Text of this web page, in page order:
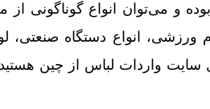
و می‌توان انواع گوناگونی از
ورزشی، انواع دستگاه صنعتی،
واردات لباس از چین هستید